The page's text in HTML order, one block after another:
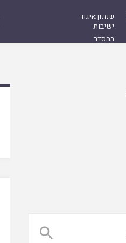
שנתון איגוד
ישיבות
ההסדר
